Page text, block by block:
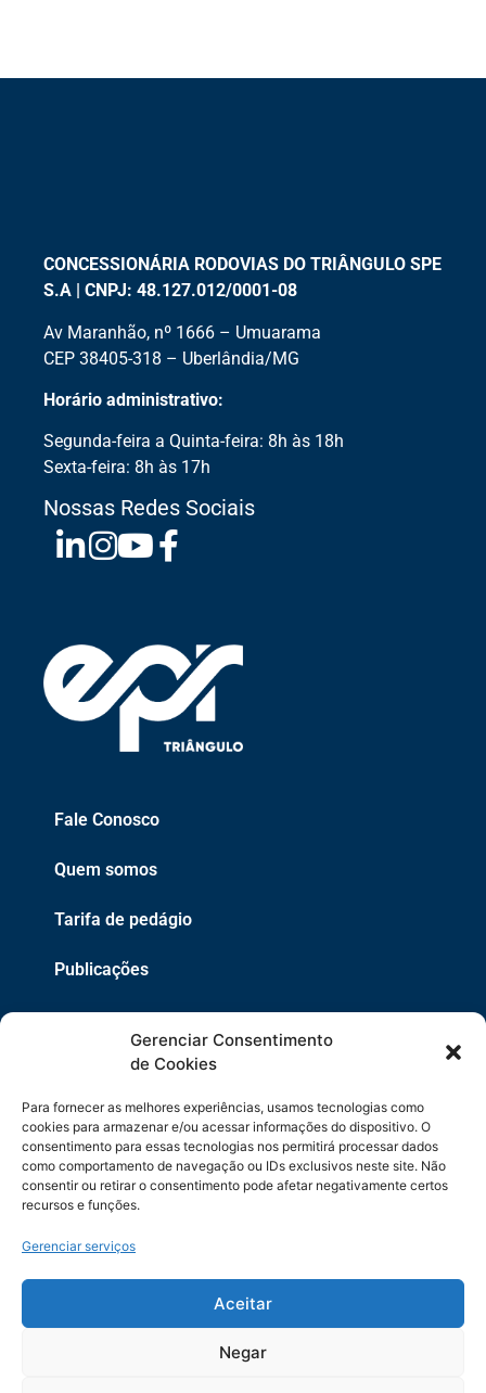
Gerenciar Consentimento
de Cookies
Para fornecer as melhores experiências, usamos tecnologias como
cookies para armazenar e/ou acessar informações do dispositivo. O
consentimento para essas tecnologias nos permitirá processar dados
como comportamento de navegação ou IDs exclusivos neste site. Não
consentir ou retirar o consentimento pode afetar negativamente certos
recursos e funções.
Gerenciar serviços
Aceitar
Negar
CONCESSIONÁRIA RODOVIAS DO TRIÂNGULO SPE
S.A | CNPJ: 48.127.012/0001-08
Av Maranhão, nº 1666 – Umuarama
CEP 38405-318 – Uberlândia/MG
Horário administrativo:
Segunda-feira a Quinta-feira: 8h às 18h
Sexta-feira: 8h às 17h
Nossas Redes Sociais
Fale Conosco
Quem somos
Tarifa de pedágio
Publicações
EPR
Copyright 2021 © 2026 Grupo EPR - Todos Os Direitos
Código de Defesa do Consumidor
Política de Cookies